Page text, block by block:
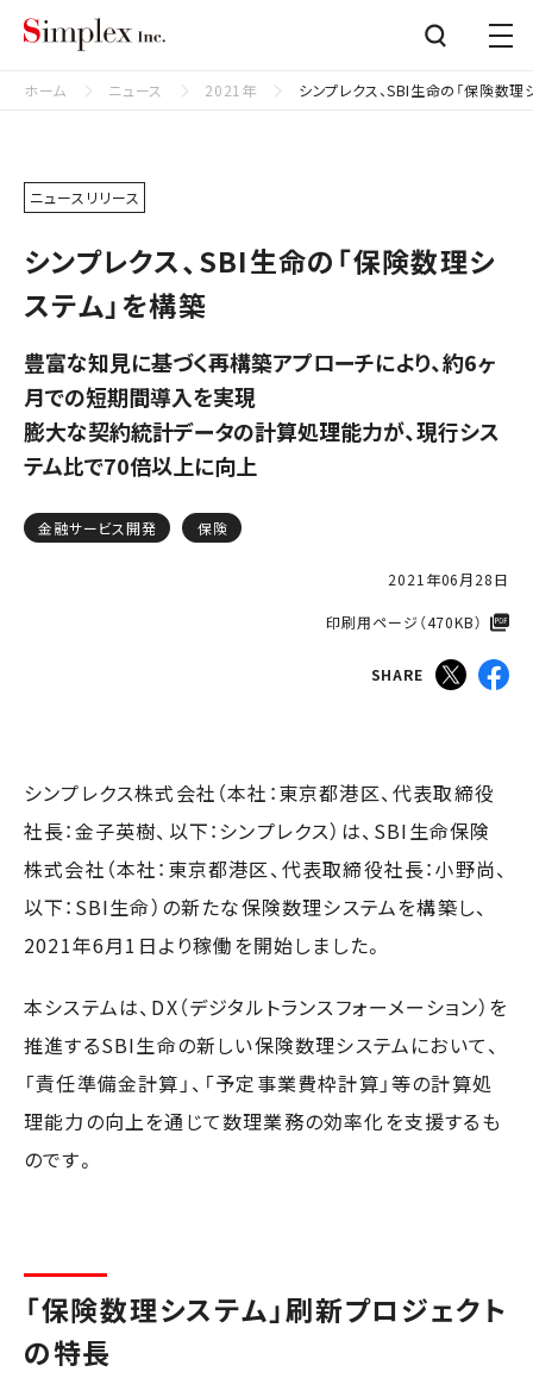
ホーム ニュース 2021年 シンプレクス、SBI生命の「保険数理
ニュースリリース
シンプレクス、SBI生命の「保険数理シ
ステム」を構築
豊富な知見に基づく再構築アプローチにより、約6ヶ
月での短期間導入を実現
膨大な契約統計データの計算処理能力が、現行シス
テム比で70倍以上に向上
金融サービス開発 保険
2021年06月28日
印刷用ページ（470KB）​
SHARE
シンプレクス株式会社（本社：東京都港区、代表取締役
社長：金子英樹、以下：シンプレクス）は、SBI生命保険
株式会社（本社：東京都港区、代表取締役社長：小野尚、
以下：SBI生命）の新たな保険数理システムを構築し、
2021年6月1日より稼働を開始しました。
本システムは、DX（デジタルトランスフォーメーション）を
推進するSBI生命の新しい保険数理システムにおいて、
「責任準備金計算」、「予定事業費枠計算」等の計算処
理能力の向上を通じて数理業務の効率化を支援するも
のです。
「保険数理システム」刷新プロジェクト
の特長